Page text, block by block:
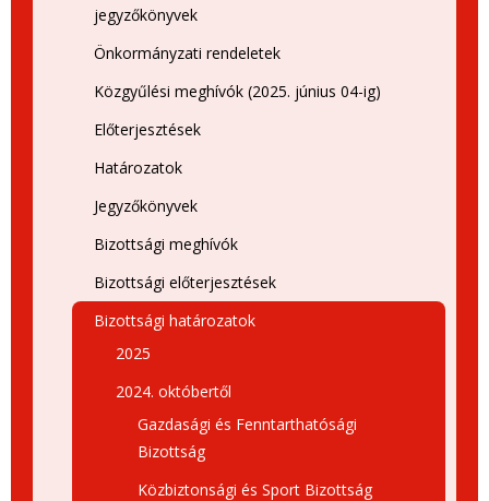
jegyzőkönyvek
Önkormányzati rendeletek
Közgyűlési meghívók (2025. június 04-ig)
Előterjesztések
Határozatok
Jegyzőkönyvek
Bizottsági meghívók
Bizottsági előterjesztések
Bizottsági határozatok
2025
2024. októbertől
Gazdasági és Fenntarthatósági
Bizottság
Közbiztonsági és Sport Bizottság